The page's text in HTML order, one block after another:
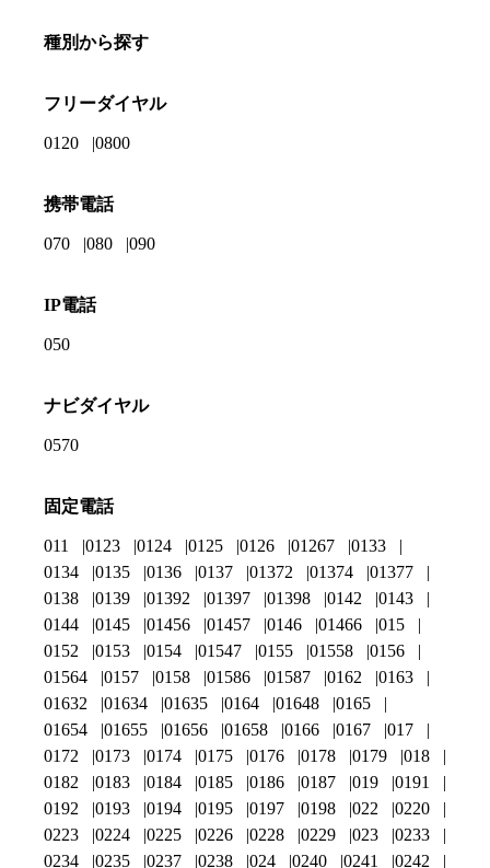
種別から探す
フリーダイヤル
0120 0800
携帯電話
070 080 090
IP電話
050
ナビダイヤル
0570
固定電話
011 0123 0124 0125 0126 01267
0133
0134
0135 0136 0137 01372 01374
01377
0138
0139 01392 01397 01398 0142
0143
0144
0145 01456 01457 0146 01466
015
0152
0153 0154 01547 0155 01558
0156
01564
0157 0158 01586 01587 0162
0163
01632
01634 01635 0164 01648
0165
01654
01655 01656 01658 0166 0167
017
0172
0173 0174 0175 0176 0178 0179
018
0182
0183 0184 0185 0186 0187 019
0191
0192
0193 0194 0195 0197 0198 022
0220
0223
0224 0225 0226 0228 0229 023
0233
0234
0235 0237 0238 024 0240 0241 0242